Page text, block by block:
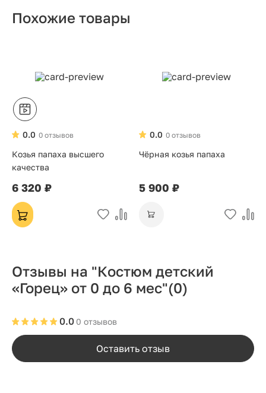
Похожие товары
0 отзывов
0.0
Козья папаха высшего
качества
6 320 ₽
0 отзывов
0.0
Чёрная козья папаха
5 900 ₽
Отзывы на "Костюм детский
«Горец» от 0 до 6 мес"(0)
0 отзывов
0.0
Оставить отзыв